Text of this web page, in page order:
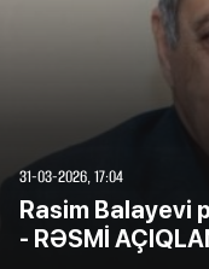
31-03-2026, 17:04
Rasim Balayevi
- RƏSMİ